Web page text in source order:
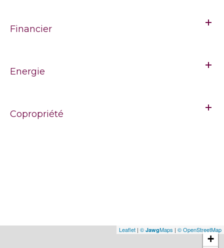
Financier
Energie
Copropriété
+
Leaflet | © JawgMaps | © OpenStreetMap